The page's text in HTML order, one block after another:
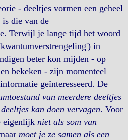
- deeltjes vormen een geheel
die van de
Terwijl je lange tijd het woord
in
beter kon mijden - op
bekeken - zijn momenteel
geïnteresseerd. De
van meerdere deeltjes
kan doen vervagen. Voor
eigenlijk niet als som van
moet je ze samen als een